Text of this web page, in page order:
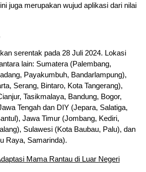
juga merupakan wujud aplikasi dari nilai
serentak pada 28 Juli 2024. Lokasi
lain: Sumatera (Palembang,
Payakumbuh, Bandarlampung),
Serang, Bintaro, Kota Tangerang),
Tasikmalaya, Bandung, Bogor,
Tengah dan DIY (Jepara, Salatiga,
Jawa Timur (Jombang, Kediri,
Sulawesi (Kota Baubau, Palu), dan
Raya, Samarinda).
Mama Rantau di Luar Negeri